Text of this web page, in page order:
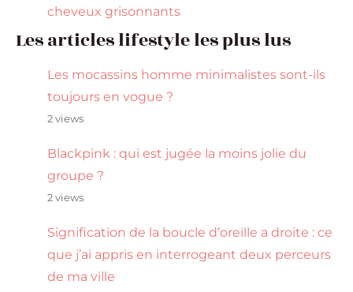
cheveux grisonnants
Les articles lifestyle les plus lus
Les mocassins homme minimalistes sont-ils
toujours en vogue ?
2 views
Blackpink : qui est jugée la moins jolie du
groupe ?
2 views
Signification de la boucle d’oreille a droite : ce
que j’ai appris en interrogeant deux perceurs
de ma ville